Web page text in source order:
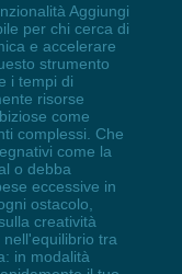
Aggiungi
per chi cerca di
e accelerare
strumento
i tempi di
risorse
come
complessi. Che
come la
o debba
eccessive in
ostacolo,
creatività
tra
in modalità